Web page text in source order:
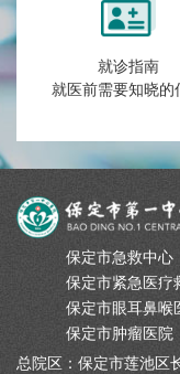
就诊指南
就医前需要知晓的
保定市急救中心
保定市紧急医疗
保定市眼耳鼻喉
保定市肿瘤医院
总院区：保定市莲池区